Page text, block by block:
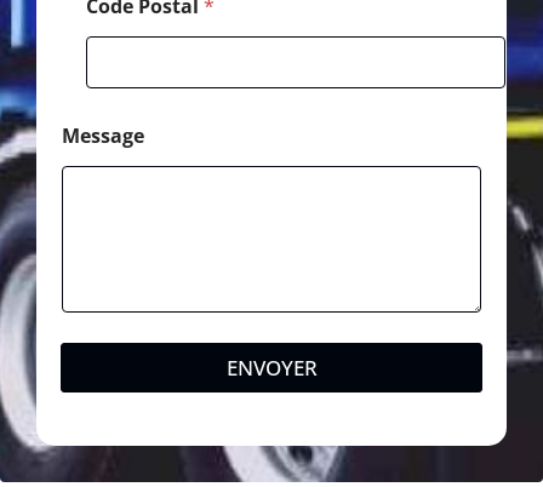
Code Postal *
Message
ENVOYER